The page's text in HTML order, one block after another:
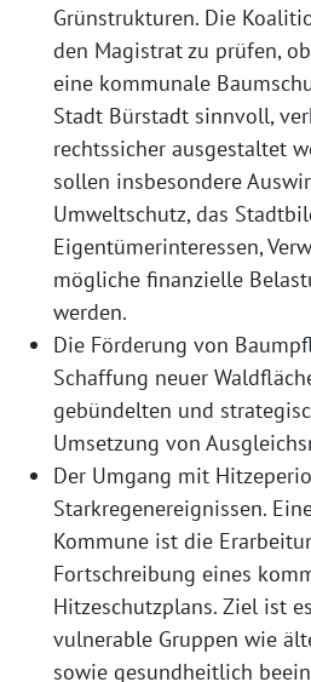
Grünstrukturen. Die
den Magistrat zu prüfen,
eine kommunale
Stadt Bürstadt sinnvoll,
rechtssicher ausgestaltet
sollen insbesondere
Umweltschutz, das
Eigentümerinteressen,
mögliche finanzielle
werden.
Die Förderung von
Schaffung neuer
gebündelten und
Umsetzung von
Der Umgang mit
Starkregenereignissen.
Kommune ist die
Fortschreibung eines
Hitzeschutzplans. Ziel ist
vulnerable Gruppen wie
sowie gesundheitlich